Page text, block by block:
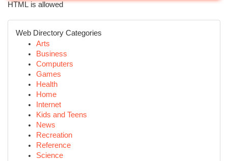
HTML is allowed
Web Directory Categories
Arts
Business
Computers
Games
Health
Home
Internet
Kids and Teens
News
Recreation
Reference
Science